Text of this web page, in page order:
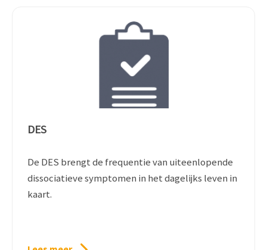
DES
De DES brengt de frequentie van uiteenlopende
dissociatieve symptomen in het dagelijks leven in
kaart.